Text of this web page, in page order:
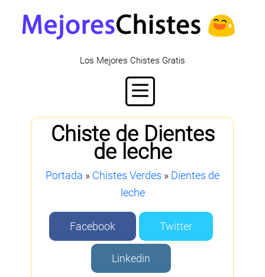
Los Mejores Chistes Gratis
Chiste de Dientes
de leche
Portada » Chistes Verdes » Dientes de
leche
Facebook Twitter
Linkedin